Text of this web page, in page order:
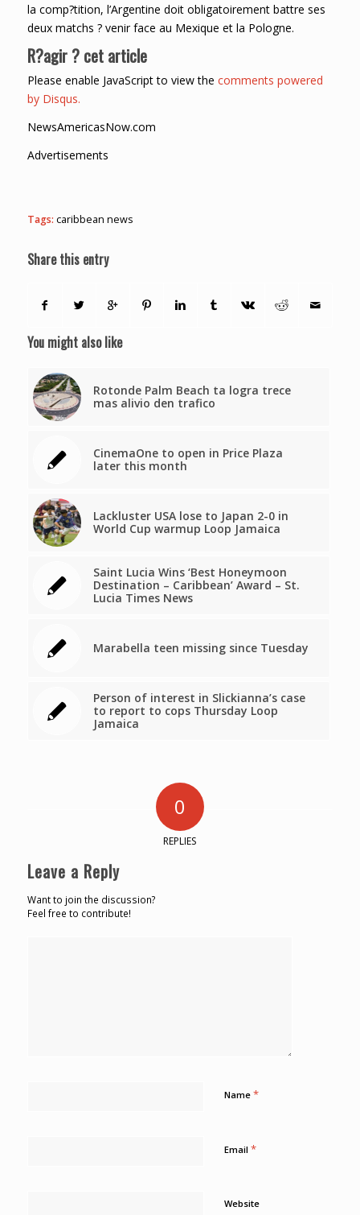
la comp?tition, l’Argentine doit obligatoirement battre ses
deux matchs ? venir face au Mexique et la Pologne.
R?agir ? cet article
Please enable JavaScript to view the comments powered
by Disqus.
NewsAmericasNow.com
Advertisements
Tags: caribbean news
Share this entry
You might also like
Rotonde Palm Beach ta logra trece
mas alivio den trafico
CinemaOne to open in Price Plaza
later this month
Lackluster USA lose to Japan 2-0 in
World Cup warmup Loop Jamaica
Saint Lucia Wins ‘Best Honeymoon
Destination – Caribbean’ Award – St.
Lucia Times News
Marabella teen missing since Tuesday
Person of interest in Slickianna’s case
to report to cops Thursday Loop
Jamaica
0
REPLIES
Leave a Reply
Want to join the discussion?
Feel free to contribute!
Name *
Email *
Website